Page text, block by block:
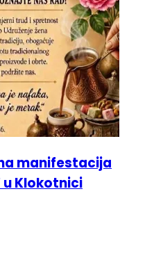
manifestacija
u Klokotnici